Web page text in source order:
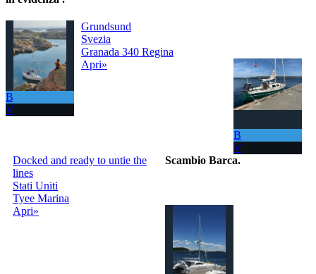
B
V
Grundsund
Svezia
Granada 340 Regina
Apri»
B
V
Docked and ready to untie the
lines
Stati Uniti
Tyee Marina
Apri»
Scambio Barca.